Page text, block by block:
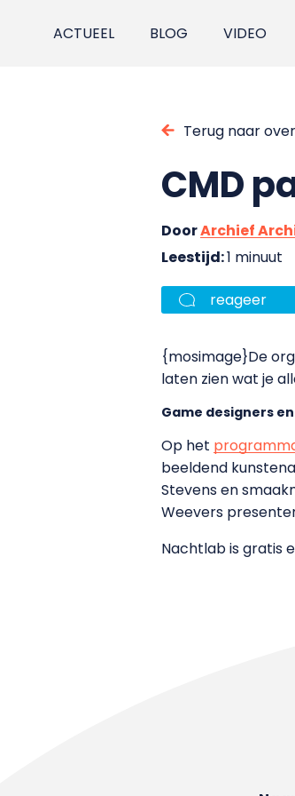
ACTUEEL BLOG VIDEO
Terug naar
CMD
DoorArchief
Leestijd:1 minuut
reageer
{mosimage}De
laten zien wat je
Game designers
Op het
beeldend
Stevens en
Weevers
Nachtlab is gratis